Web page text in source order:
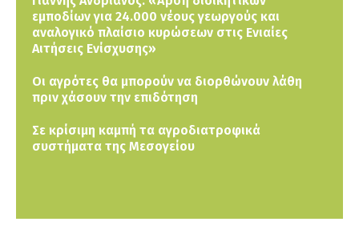
εμποδίων για 24.000 νέους γεωργούς και
αναλογικό πλαίσιο κυρώσεων στις Ενιαίες
Αιτήσεις Ενίσχυσης»
Οι αγρότες θα μπορούν να διορθώνουν λάθη
πριν χάσουν την επιδότηση
Σε κρίσιμη καμπή τα αγροδιατροφικά
συστήματα της Μεσογείου